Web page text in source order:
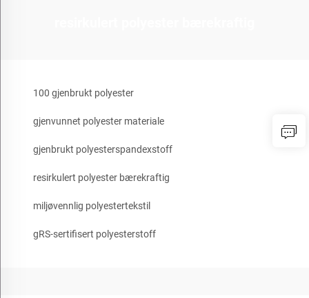
100 gjenbrukt polyester
gjenvunnet polyester materiale
gjenbrukt polyesterspandexstoff
resirkulert polyester bærekraftig
miljøvennlig polyestertekstil
gRS-sertifisert polyesterstoff